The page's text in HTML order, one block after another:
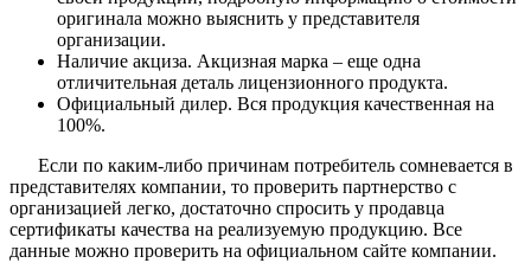
оригинала можно выяснить у представителя
организации.
Наличие акциза. Акцизная марка – еще одна
отличительная деталь лицензионного продукта.
Официальный дилер. Вся продукция качественная на
100%.
Если по каким-либо причинам потребитель сомневается в
представителях компании, то проверить партнерство с
организацией легко, достаточно спросить у продавца
сертификаты качества на реализуемую продукцию. Все
данные можно проверить на официальном сайте компании.